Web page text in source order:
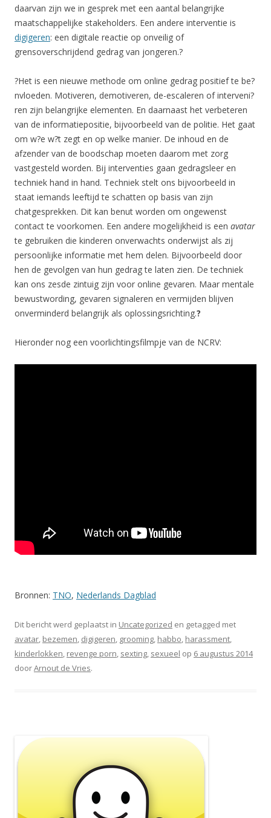
daarvan zijn we in gesprek met een aantal belangrijke
maatschappelijke stakeholders. Een andere interventie is
digigeren: een digitale reactie op onveilig of
grensoverschrijdend gedrag van jongeren.?
?Het is een nieuwe methode om online gedrag positief te be?
nvloeden. Motiveren, demotiveren, de-escaleren of interveni?
ren zijn belangrijke elementen. En daarnaast het verbeteren
van de informatiepositie, bijvoorbeeld van de politie. Het gaat
om w?e w?t zegt en op welke manier. De inhoud en de
afzender van de boodschap moeten daarom met zorg
vastgesteld worden. Bij interventies gaan gedragsleer en
techniek hand in hand. Techniek stelt ons bijvoorbeeld in
staat iemands leeftijd te schatten op basis van zijn
chatgesprekken. Dit kan benut worden om ongewenst
contact te voorkomen. Een andere mogelijkheid is een avatar
te gebruiken die kinderen onverwachts onderwijst als zij
persoonlijke informatie met hem delen. Bijvoorbeeld door
hen de gevolgen van hun gedrag te laten zien. De techniek
kan ons zesde zintuig zijn voor online gevaren. Maar mentale
bewustwording, gevaren signaleren en vermijden blijven
onverminderd belangrijk als oplossingsrichting.?
Hieronder nog een voorlichtingsfilmpje van de NCRV:
Bronnen: TNO, Nederlands Dagblad
Dit bericht werd geplaatst in Uncategorized en getagged met
avatar, bezemen, digigeren, grooming, habbo, harassment,
kinderlokken, revenge porn, sexting, sexueel op 6 augustus 2014
doorArnout de Vries.